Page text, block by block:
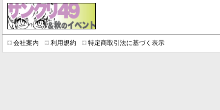
会社案内 利用規約 特定商取引法に基づく表示